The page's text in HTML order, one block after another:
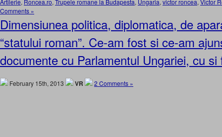
Artilerie, Roncea.ro, Trupele romane la Budapesta, Ungaria, victor roncea, Victor
Comments »
Dimensiunea politica, diplomatica, de
“statului roman”. Ce-am fost si ce-am
documente cu Parlamentul Ungariei, cu si
February 15th, 2013 VR 2 Comments »